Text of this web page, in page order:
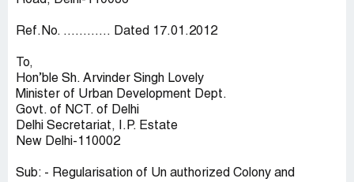
Ref.No. ………… Dated 17.01.2012
To,
Hon’ble Sh. Arvinder Singh Lovely
Minister of Urban Development Dept.
Govt. of NCT. of Delhi
Delhi Secretariat, I.P. Estate
New Delhi-110002
Sub: - Regularisation of Un authorized Colony and